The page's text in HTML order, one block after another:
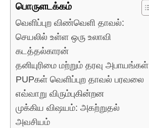
பொருளடக்கம்
வெளிப்புற விண்வெளி தாவல்:
செயலில் உள்ள ஒரு உலாவி
கடத்தல்காரன்
தனியுரிமை மற்றும் தரவு அபாயங்கள்
PUPகள் வெளிப்புற தாவல் பரவலை
எவ்வாறு விரும்புகின்றன
முக்கிய விஷயம்: அகற்றுதல்
அவசியம்